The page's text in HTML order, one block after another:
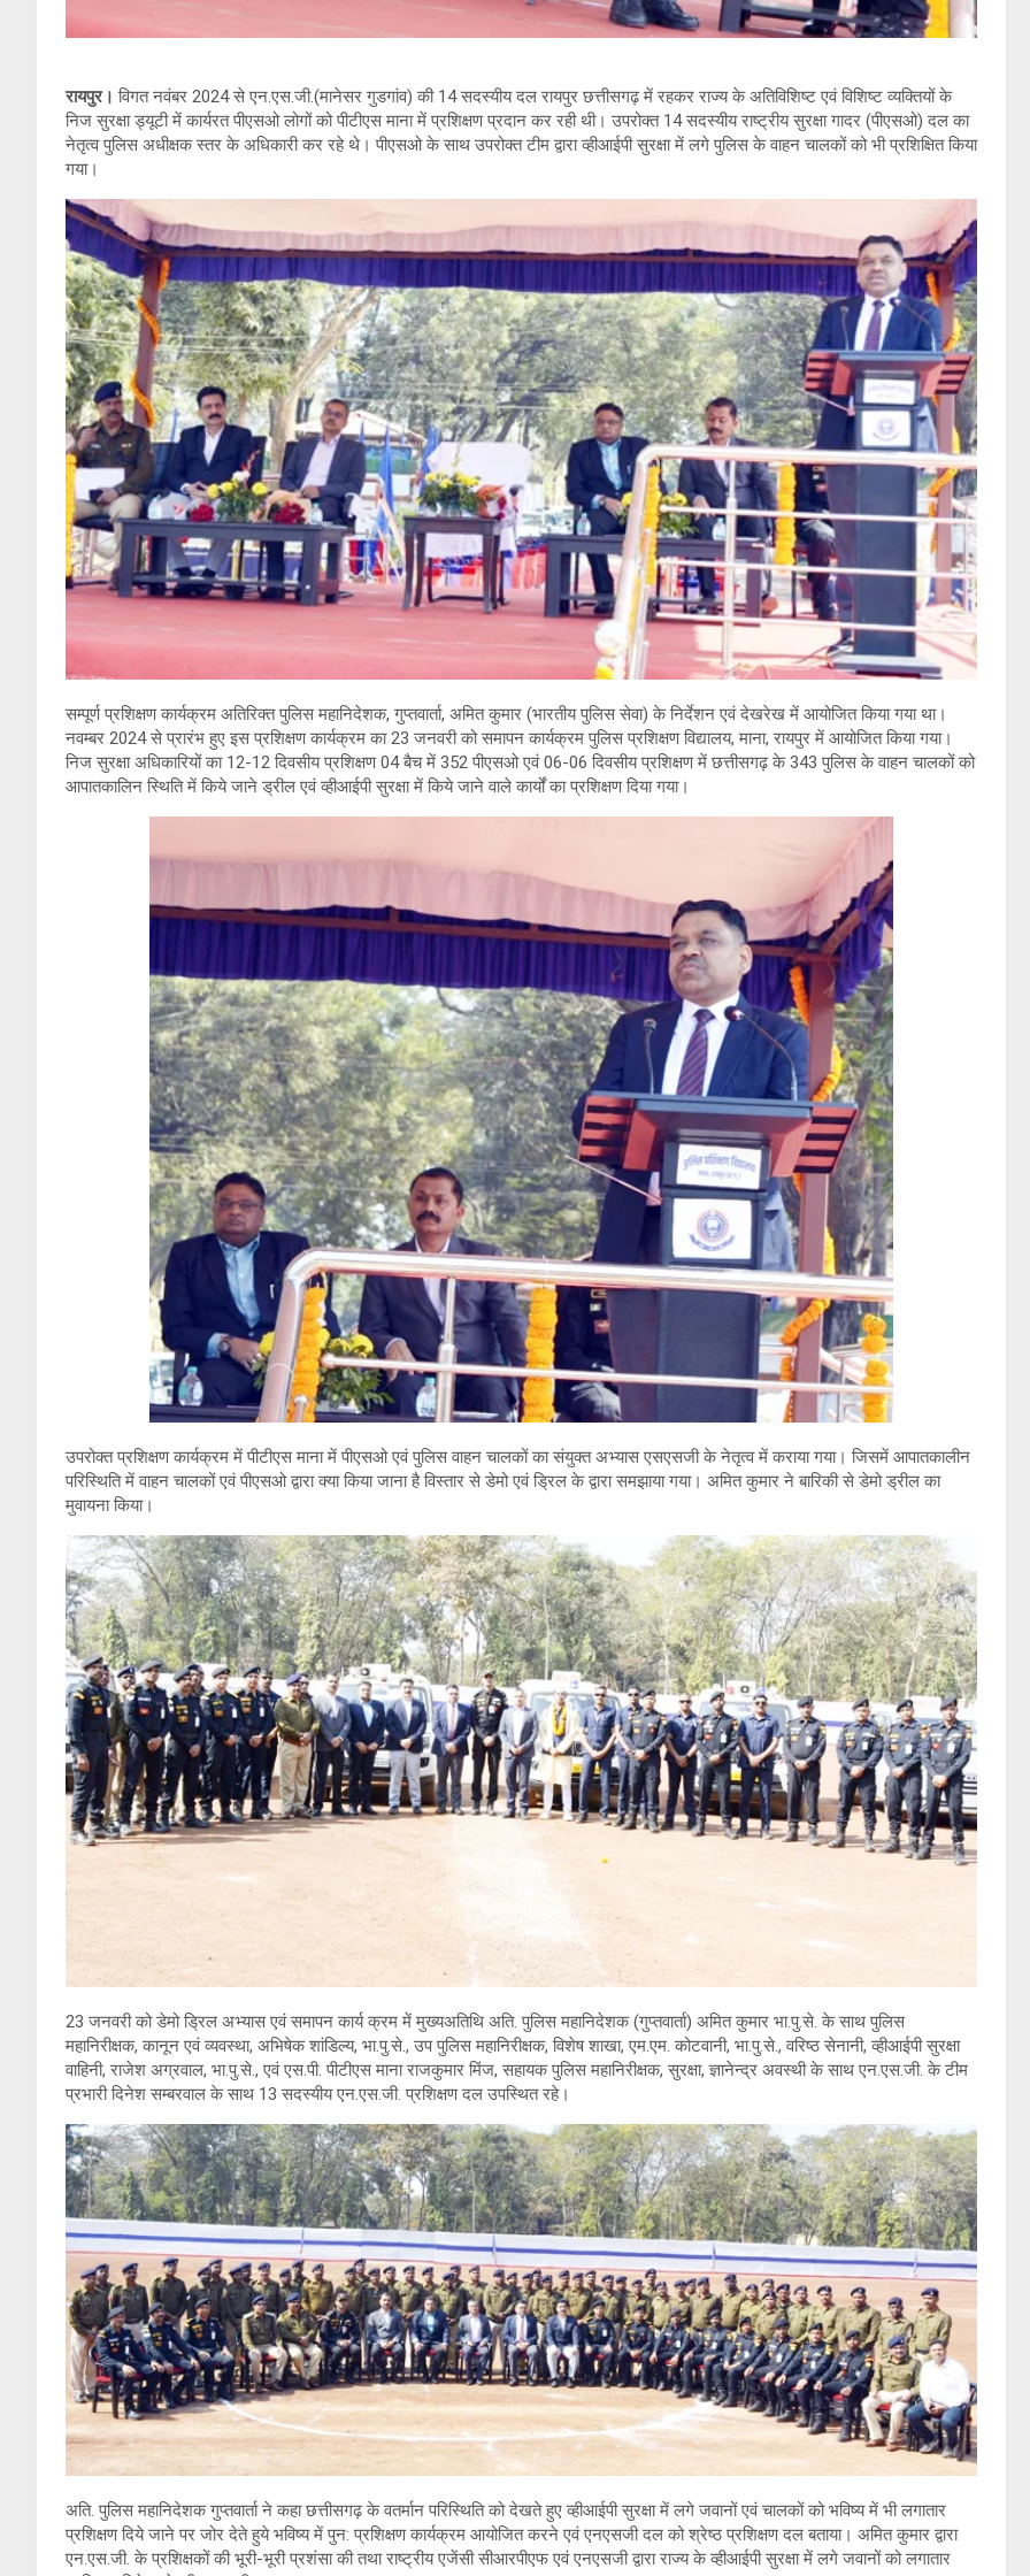
रायपुर। विगत नवंबर 2024 से एन.एस.जी.(मानेसर गुडगांव) की 14 सदस्यीय दल रायपुर छत्तीसगढ़ में रहकर राज्य के अतिविशिष्ट एवं विशिष्ट व्यक्तियों के
निज सुरक्षा ड्यूटी में कार्यरत पीएसओ लोगों को पीटीएस माना में प्रशिक्षण प्रदान कर रही थी। उपरोक्त 14 सदस्यीय राष्ट्रीय सुरक्षा गादर (पीएसओ) दल का
नेतृत्व पुलिस अधीक्षक स्तर के अधिकारी कर रहे थे। पीएसओ के साथ उपरोक्त टीम द्वारा व्हीआईपी सुरक्षा में लगे पुलिस के वाहन चालकों को भी प्रशिक्षित किया
गया।
सम्पूर्ण प्रशिक्षण कार्यक्रम अतिरिक्त पुलिस महानिदेशक, गुप्तवार्ता, अमित कुमार (भारतीय पुलिस सेवा) के निर्देशन एवं देखरेख में आयोजित किया गया था।
नवम्बर 2024 से प्रारंभ हुए इस प्रशिक्षण कार्यक्रम का 23 जनवरी को समापन कार्यक्रम पुलिस प्रशिक्षण विद्यालय, माना, रायपुर में आयोजित किया गया।
निज सुरक्षा अधिकारियों का 12-12 दिवसीय प्रशिक्षण 04 बैच में 352 पीएसओ एवं 06-06 दिवसीय प्रशिक्षण में छत्तीसगढ़ के 343 पुलिस के वाहन चालकों को
आपातकालिन स्थिति में किये जाने ड्रील एवं व्हीआईपी सुरक्षा में किये जाने वाले कार्यों का प्रशिक्षण दिया गया।
उपरोक्त प्रशिक्षण कार्यक्रम में पीटीएस माना में पीएसओ एवं पुलिस वाहन चालकों का संयुक्त अभ्यास एसएसजी के नेतृत्व में कराया गया। जिसमें आपातकालीन
परिस्थिति में वाहन चालकों एवं पीएसओ द्वारा क्या किया जाना है विस्तार से डेमो एवं ड्रिल के द्वारा समझाया गया। अमित कुमार ने बारिकी से डेमो ड्रील का
मुवायना किया।
23 जनवरी को डेमो ड्रिल अभ्यास एवं समापन कार्य क्रम में मुख्यअतिथि अति. पुलिस महानिदेशक (गुप्तवार्ता) अमित कुमार भा.पु.से. के साथ पुलिस
महानिरीक्षक, कानून एवं व्यवस्था, अभिषेक शांडिल्य, भा.पु.से., उप पुलिस महानिरीक्षक, विशेष शाखा, एम.एम. कोटवानी, भा.पु.से., वरिष्ठ सेनानी, व्हीआईपी सुरक्षा
वाहिनी, राजेश अग्रवाल, भा.पु.से., एवं एस.पी. पीटीएस माना राजकुमार मिंज, सहायक पुलिस महानिरीक्षक, सुरक्षा, ज्ञानेन्द्र अवस्थी के साथ एन.एस.जी. के टीम
प्रभारी दिनेश सम्बरवाल के साथ 13 सदस्यीय एन.एस.जी. प्रशिक्षण दल उपस्थित रहे।
अति. पुलिस महानिदेशक गुप्तवार्ता ने कहा छत्तीसगढ़ के वतर्मान परिस्थिति को देखते हुए व्हीआईपी सुरक्षा में लगे जवानों एवं चालकों को भविष्य में भी लगातार
प्रशिक्षण दिये जाने पर जोर देते हुये भविष्य में पुन: प्रशिक्षण कार्यक्रम आयोजित करने एवं एनएसजी दल को श्रेष्ठ प्रशिक्षण दल बताया। अमित कुमार द्वारा
एन.एस.जी. के प्रशिक्षकों की भूरी-भूरी प्रशंसा की तथा राष्ट्रीय एजेंसी सीआरपीएफ एवं एनएसजी द्वारा राज्य के व्हीआईपी सुरक्षा में लगे जवानों को लगातार